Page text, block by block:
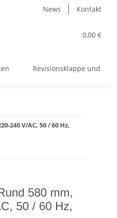
News Kontakt
0,00 €
Revisionsklappe und
240 V/AC, 50 / 60 Hz,
580 mm,
50 / 60 Hz,